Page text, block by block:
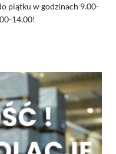
piątku w godzinach 9.00-
14.00!